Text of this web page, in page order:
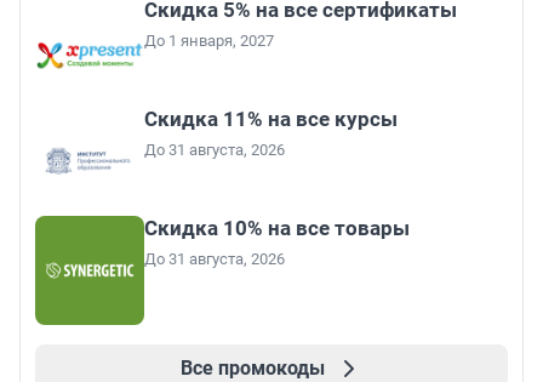
Скидка 5% на все сертификаты
До 1 января, 2027
Скидка 11% на все курсы
До 31 августа, 2026
Скидка 10% на все товары
До 31 августа, 2026
Все промокоды